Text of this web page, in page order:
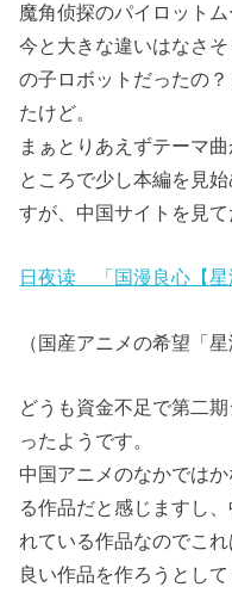
魔角侦探のパイロット
今と大きな違いはなさ
の子ロボットだったの
たけど。
まぁとりあえずテーマ曲
ところで少し本編を見
すが、中国サイトを見
日夜读 「国漫良心【星
（国産アニメの希望「
どうも資金不足で第二
ったようです。
中国アニメのなかでは
る作品だと感じますし
れている作品なのでこれ
良い作品を作ろうとし